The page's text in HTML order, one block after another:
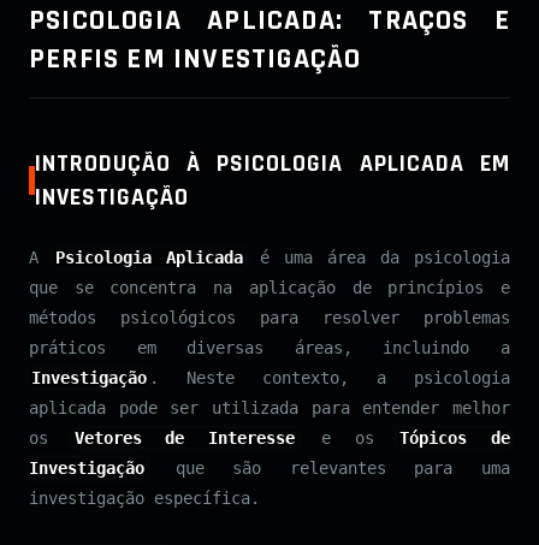
PSICOLOGIA APLICADA: TRAÇOS E
PERFIS EM INVESTIGAÇÃO
INTRODUÇÃO À PSICOLOGIA APLICADA EM
INVESTIGAÇÃO
A Psicologia Aplicada
é uma área da psicologia
que se concentra na aplicação de princípios e
métodos psicológicos para resolver problemas
práticos em diversas áreas, incluindo a
Investigação . Neste contexto, a psicologia
aplicada pode ser utilizada para entender melhor
os
Vetores de Interesse e os
Tópicos de
Investigação
que são relevantes para uma
investigação específica.